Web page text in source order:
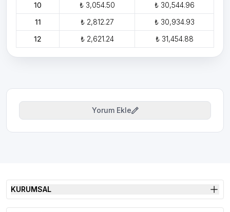
10
₺ 3,054.50
₺ 30,544.96
11
₺ 2,812.27
₺ 30,934.93
12
₺ 2,621.24 ₺ 31,454.88
Yorum Ekle
KURUMSAL